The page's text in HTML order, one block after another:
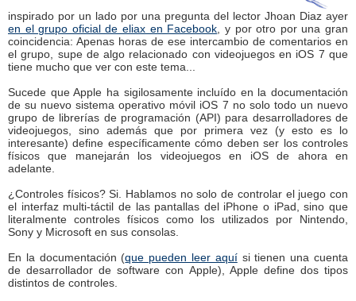
inspirado por un lado por una pregunta del lector Jhoan Diaz ayer
en el grupo oficial de eliax en Facebook , y por otro por una gran
coincidencia: Apenas horas de ese intercambio de comentarios en
el grupo, supe de algo relacionado con videojuegos en iOS 7 que
tiene mucho que ver con este tema...
Sucede que Apple ha sigilosamente incluído en la documentación
de su nuevo sistema operativo móvil iOS 7 no solo todo un nuevo
grupo de librerías de programación (API) para desarrolladores de
videojuegos, sino además que por primera vez (y esto es lo
interesante) define específicamente cómo deben ser los controles
físicos que manejarán los videojuegos en iOS de ahora en
adelante.
¿Controles físicos? Si. Hablamos no solo de controlar el juego con
el interfaz multi-táctil de las pantallas del iPhone o iPad, sino que
literalmente controles físicos como los utilizados por Nintendo,
Sony y Microsoft en sus consolas.
En la documentación (que pueden leer aquísi tienen una cuenta
de desarrollador de software con Apple), Apple define dos tipos
distintos de controles.